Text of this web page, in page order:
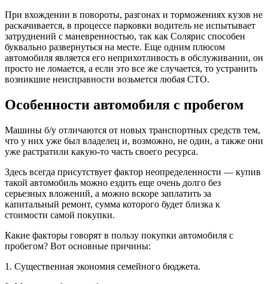
При вхождении в повороты, разгонах и торможениях кузов не
раскачивается, в процессе парковки водитель не испытывает
затруднений с маневренностью, так как Солярис способен
буквально развернуться на месте. Еще одним плюсом
автомобиля является его неприхотливость в обслуживании, он
просто не ломается, а если это все же случается, то устранить
возникшие неисправности возьмется любая СТО.
Особенности автомобиля с пробегом
Машины б/у отличаются от новых транспортных средств тем,
что у них уже был владелец и, возможно, не один, а также они
уже растратили какую-то часть своего ресурса.
Здесь всегда присутствует фактор неопределенности — купив
такой автомобиль можно ездить еще очень долго без
серьезных вложений, а можно вскоре заплатить за
капитальный ремонт, сумма которого будет близка к
стоимости самой покупки.
Какие факторы говорят в пользу покупки автомобиля с
пробегом? Вот основные причины:
1. Существенная экономия семейного бюджета.